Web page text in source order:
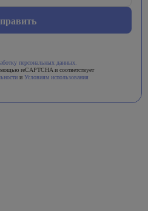
персональных данных.
reCAPTCHA и соответствует
и Условиям использования